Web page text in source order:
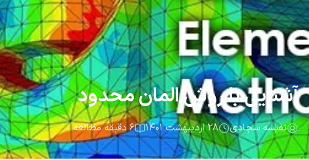
آشنایی با روش المان محدود
نفیسه سجادی ۲۸ اردیبهشت ۱۴۰۱ ۶ دقیقه مطالعه